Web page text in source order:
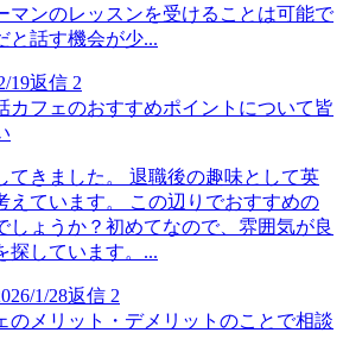
マンのレッスンを受けることは可能で
と話す機会が少...
19返信 2
カフェのおすすめポイントについて皆
てきました。 退職後の趣味として英
えています。 この辺りでおすすめの
しょうか？初めてなので、雰囲気が良
探しています。...
1/28返信 2
のメリット・デメリットのことで相談